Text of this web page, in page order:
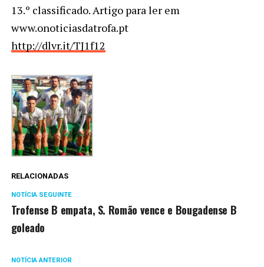
13.º classificado. Artigo para ler em
www.onoticiasdatrofa.pt
http://dlvr.it/TJ1f12
RELACIONADAS
NOTÍCIA SEGUINTE
Trofense B empata, S. Romão vence e Bougadense B
goleado
NOTÍCIA ANTERIOR